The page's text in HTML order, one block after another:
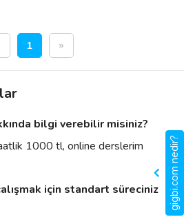
1 »
bilgi verebilir misiniz?
1000 tl, online derslerim
için standart süreciniz
gigbi.com nedir?